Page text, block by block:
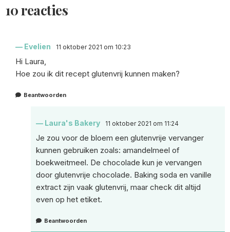
10 reacties
Evelien 11 oktober 2021 om 10:23
Hi Laura,
Hoe zou ik dit recept glutenvrij kunnen maken?
Beantwoorden
Laura's Bakery 11 oktober 2021 om 11:24
Je zou voor de bloem een glutenvrije vervanger
kunnen gebruiken zoals: amandelmeel of
boekweitmeel. De chocolade kun je vervangen
door glutenvrije chocolade. Baking soda en vanille
extract zijn vaak glutenvrij, maar check dit altijd
even op het etiket.
Beantwoorden